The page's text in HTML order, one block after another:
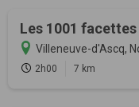
Les 1001
Villeneuve-d'Ascq,
2h00 7 km